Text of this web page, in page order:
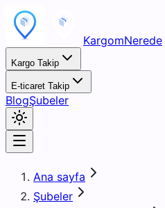
KargomNerede
Kargo Takip
E-ticaret Takip
BlogŞubeler
Ana sayfa
Şubeler